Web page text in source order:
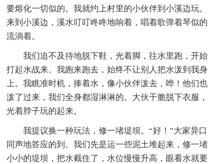
要熔化一切似的。我就约上村里的小伙伴到小溪边玩。
来到小溪边，溪水叮叮咚咚地响着，唱着歌弹着琴似的
流淌着。
我们迫不及待地脱下鞋，光着脚，往水里跑，开始
打起水战来。我跑来跑去，始终不让别人把水泼到我身
上。我瞧准时机，捧着水，像小伙伴泼去，哗！他们也
泼了过来，我们全身都湿淋淋的。大伙干脆脱下衣服，
光着脖子玩的起来。
我提议换一种玩法，修一堵堤坝。“好！”大家异口
同声地答应的到。我们先是运一些泥土堆起来，修一堵
小小的堤坝，把水截住了，水位慢慢升高，眼看水就要